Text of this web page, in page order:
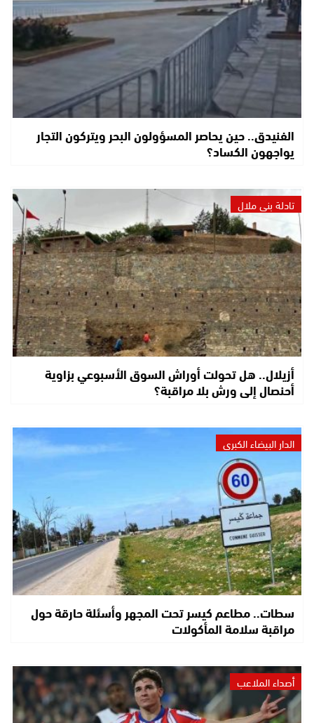
الفنيدق.. حين يحاصر المسؤولون البحر ويتركون التجار
يواجهون الكساد؟
تادلة بني ملال
أزيلال.. هل تحولت أوراش السوق الأسبوعي بزاوية
أحنصال إلى ورش بلا مراقبة؟
الدار البيضاء الكبرى
سطات.. مطاعم كيسر تحت المجهر وأسئلة حارقة حول
مراقبة سلامة المأكولات
أصداء الملاعب